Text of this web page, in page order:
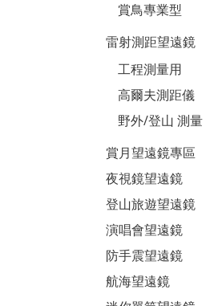
賞鳥專業型
雷射測距望遠鏡
工程測量用
高爾夫測距儀
野外/登山 測量
賞月望遠鏡專區
夜視鏡望遠鏡
登山旅遊望遠鏡
演唱會望遠鏡
防手震望遠鏡
航海望遠鏡